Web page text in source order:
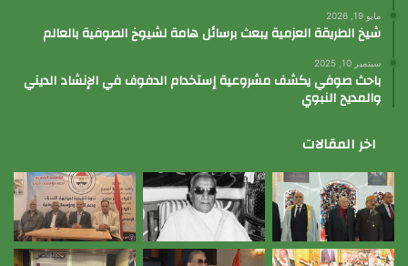
مايو 19, 2026
شيخ الطريقة العزمية يبعث برسائل هامة لشيوخ الصوفية بالعالم
سبتمبر 10, 2025
باحث صوفي يكشف مشروعية إستخدام الدفوف في الإنشاد الديني
والمديح النبوي
اخر المقالات